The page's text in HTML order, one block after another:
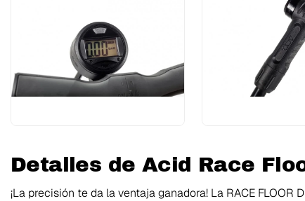
Detalles de Acid Race
¡La precisión te da la ventaja ganadora! La RACE FLOOR